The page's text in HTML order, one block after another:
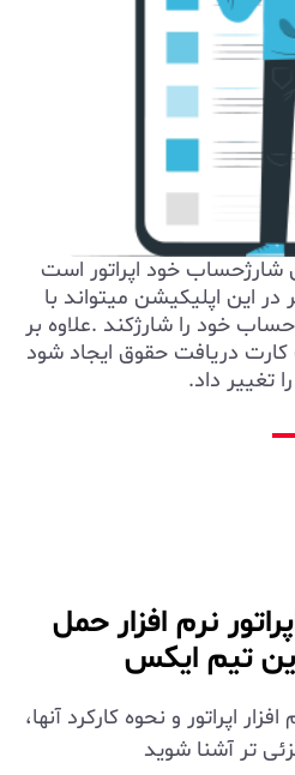
شارژحساب خود اپراتور است
این اپلیکیشن میتواند با
خود را شارژکند .علاوه بر
کارت دریافت حقوق ایجاد شود
تغییر داد.
نرم افزار حمل
تیم ایکس
اپراتور و نحوه کارکرد آنها،
تر آشنا شوید